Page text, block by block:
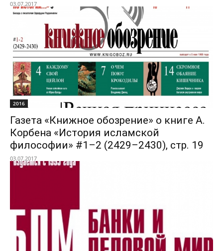
03.07.2017
2016
Газета «Книжное обозрение» о книге А.
Корбена «История исламской
философии» #1–2 (2429–2430), стр. 19
03.07.2017